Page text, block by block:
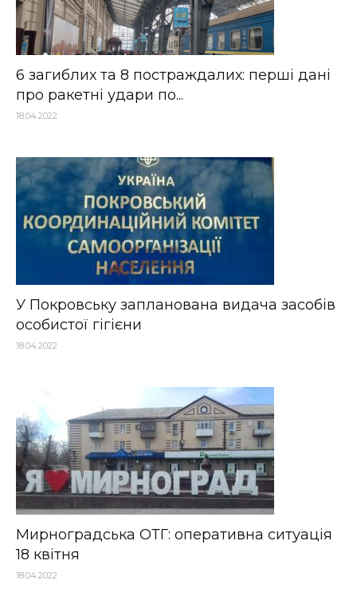
6 загиблих та 8 постраждалих: перші дані
про ракетні удари по...
18.04.2022
У Покровську запланована видача засобів
особистої гігієни
18.04.2022
Мирноградська ОТГ: оперативна ситуація
18 квітня
18.04.2022